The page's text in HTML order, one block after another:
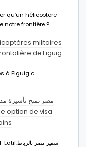
qu’un hélicoptère
notre frontière ?
militaires
de Figuig
à Figuig c
مصر تمنح تأشيرة
option de visa